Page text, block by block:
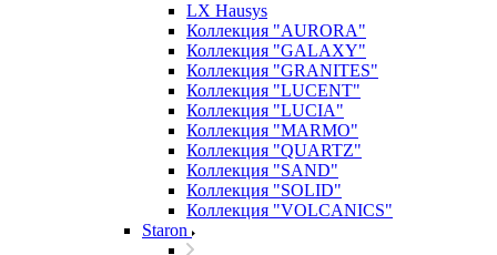
LX Hausys
Коллекция "AURORA"
Коллекция "GALAXY"
Коллекция "GRANITES"
Коллекция "LUCENT"
Коллекция "LUCIA"
Коллекция "MARMO"
Коллекция "QUARTZ"
Коллекция "SAND"
Коллекция "SOLID"
Коллекция "VOLCANICS"
Staron